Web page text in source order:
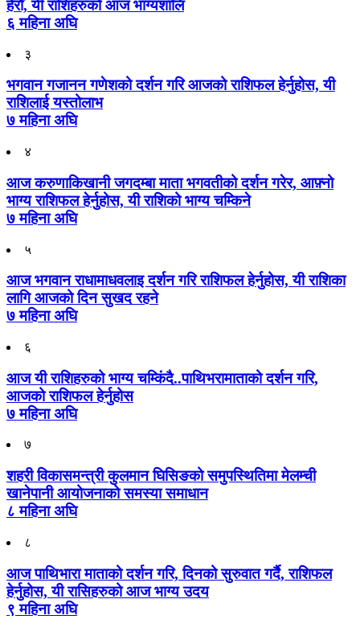
हेरौँ, यी राशिहरुको आज भाग्यशालि
६ महिना अघि
३
भगवान गजानन गणेशको दर्शन गरि आजको राशिफल हेर्नुहोस, यी
राशिलाई यस्तोलाभ
७ महिना अघि
४
आज करुणाकिखानी जगदम्बा माता भगवतीको दर्शन गरेर, आफ़्नो
भाग्य राशिफल हेर्नुहोस, यी राशिको भाग्य चम्किने
७ महिना अघि
५
आज भगवान राधामाधवलाइ दर्शन गरि राशिफल हेर्नुहोस, यी राशिका
लागि आजको दिन सुखद रहने
७ महिना अघि
६
आज यी राशिहरुको भाग्य चम्किंदै..पाथिभरामाताको दर्शन गरि,
आजको राशिफल हेर्नुहोस
७ महिना अघि
७
शहरी विकासमन्त्री कुलमान घिसिङको समुपस्थितिमा मेलम्ची
खानेपानी आयोजनाको समस्या समाधान
८ महिना अघि
८
आज पाथिभारा माताको दर्शन गरि, दिनको सुरुवात गर्दै, राशिफल
हेर्नुहोस, यी रासिहरुको आज भाग्य उदय
९ महिना अघि